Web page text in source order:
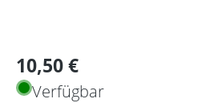
Regulärer Preis:
10,50 €
Verfügbar